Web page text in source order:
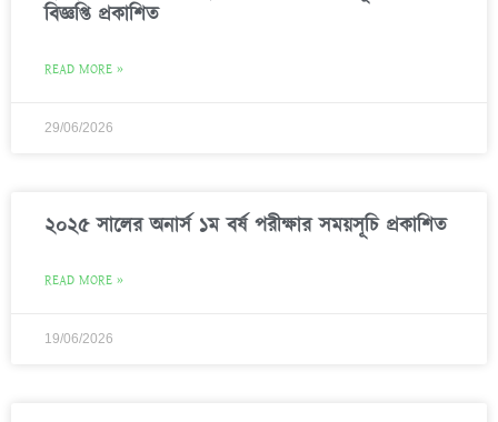
বিজ্ঞপ্তি প্রকাশিত
READ MORE »
29/06/2026
২০২৫ সালের অনার্স ১ম বর্ষ পরীক্ষার সময়সূচি প্রকাশিত
READ MORE »
19/06/2026